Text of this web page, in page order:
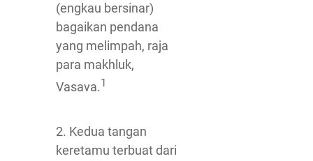
(engkau bersinar)
bagaikan pendana
yang melimpah, raja
para makhluk,
Vasava.1
2. Kedua tangan
keretamu terbuat dari